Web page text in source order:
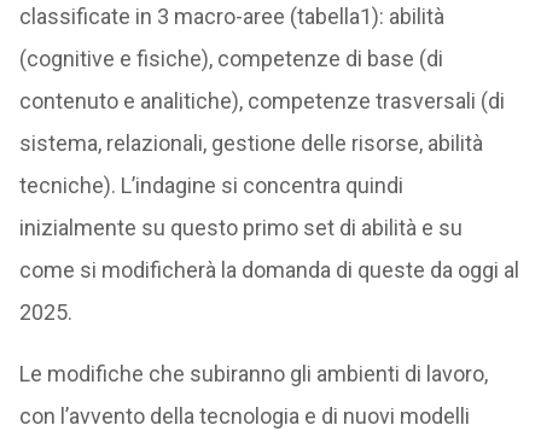
classificate in 3 macro-aree (tabella1): abilità
(cognitive e fisiche), competenze di base (di
contenuto e analitiche), competenze trasversali (di
sistema, relazionali, gestione delle risorse, abilità
tecniche). L’indagine si concentra quindi
inizialmente su questo primo set di abilità e su
come si modificherà la domanda di queste da oggi al
2025.
Le modifiche che subiranno gli ambienti di lavoro,
con l’avvento della tecnologia e di nuovi modelli